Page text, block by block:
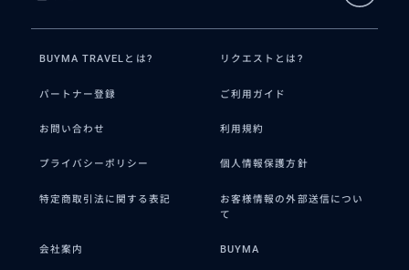
BUYMA TRAVELとは? リクエストとは?
パートナー登録 ご利用ガイド
お問い合わせ 利用規約
プライバシーポリシー 個人情報保護方針
特定商取引法に関する表記
お客様情報の外部送信につい
て
会社案内 BUYMA